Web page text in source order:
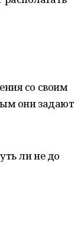
со своим
они задают
ли не до